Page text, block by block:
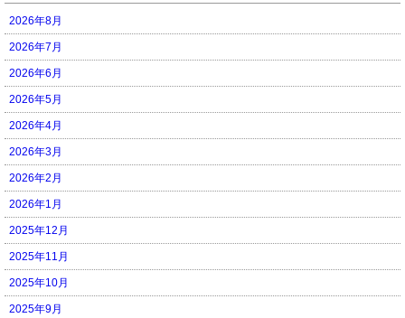
2026年8月
2026年7月
2026年6月
2026年5月
2026年4月
2026年3月
2026年2月
2026年1月
2025年12月
2025年11月
2025年10月
2025年9月